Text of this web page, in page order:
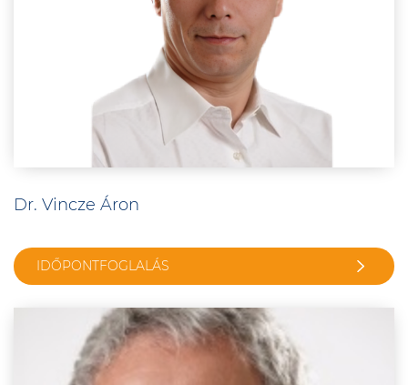
Dr. Vincze Áron
IDŐPONTFOGLALÁS